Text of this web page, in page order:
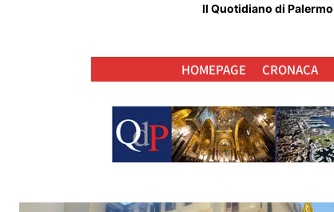
Il Quotidiano di Palermo
HOMEPAGE CRONACA